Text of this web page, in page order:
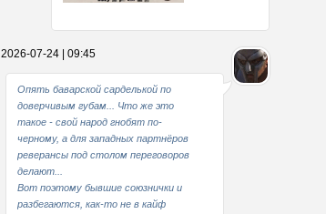
2026-07-24 | 09:45
Опять баварской сарделькой по
доверчивым губам... Что же это
такое - свой народ гнобят по-
черному, а для западных партнёров
реверансы под столом переговоров
делают...
Вот поэтому бывшие союзнички и
разбегаются, как-то не в кайф